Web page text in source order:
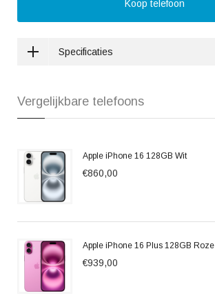
Koop telefoon
Specificaties
Vergelijkbare telefoons
Apple iPhone 16 128GB Wit
€860,00
Apple iPhone 16 Plus 128GB Roze
€939,00